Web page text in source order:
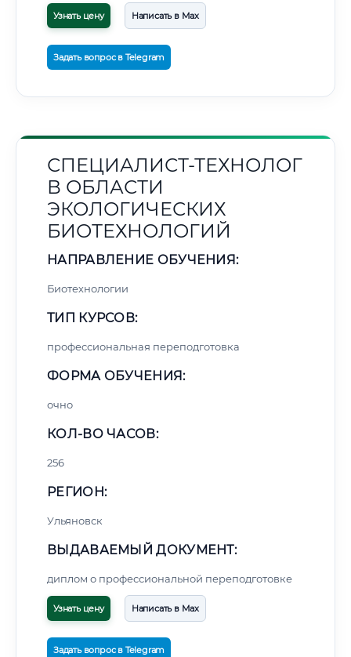
Узнать цену Написать в Max
Задать вопрос в Telegram
СПЕЦИАЛИСТ-ТЕХНОЛОГ
В ОБЛАСТИ
ЭКОЛОГИЧЕСКИХ
БИОТЕХНОЛОГИЙ
НАПРАВЛЕНИЕ ОБУЧЕНИЯ:
Биотехнологии
ТИП КУРСОВ:
профессиональная переподготовка
ФОРМА ОБУЧЕНИЯ:
очно
КОЛ-ВО ЧАСОВ:
256
РЕГИОН:
Ульяновск
ВЫДАВАЕМЫЙ ДОКУМЕНТ:
диплом о профессиональной переподготовке
Узнать цену Написать в Max
Задать вопрос в Telegram